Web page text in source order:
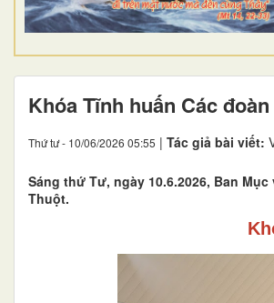
Khóa Tĩnh huấn Các
Thứ tư - 10/06/2026 05:55 | Tác giả bài viết:
Sáng thứ Tư, ngày 10.6.2026, Ban
Thuột.